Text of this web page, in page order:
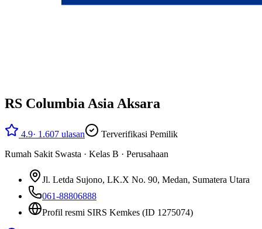
RS Columbia Asia Aksara
4.9· 1.607 ulasan
Terverifikasi Pemilik
Rumah Sakit Swasta · Kelas B · Perusahaan
Jl. Letda Sujono, LK.X No. 90, Medan, Sumatera Utara
061-88806888
Profil resmi SIRS Kemkes (ID 1275074)